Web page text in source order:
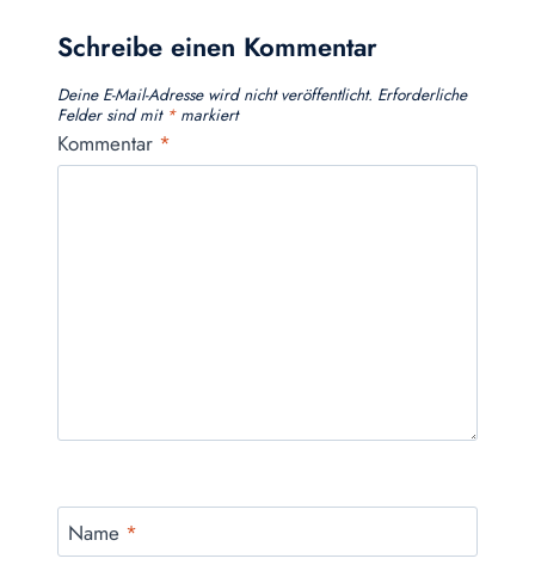
Schreibe einen Kommentar
Deine E-Mail-Adresse wird nicht veröffentlicht. Erforderliche
Felder sind mit *markiert
Kommentar *
Name *